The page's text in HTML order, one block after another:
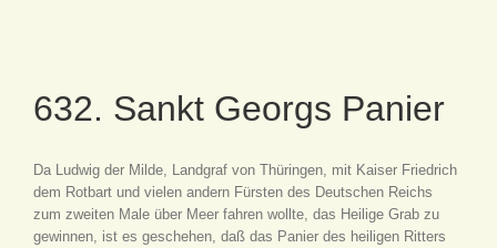
632. Sankt Georgs Panier
Da Ludwig der Milde, Landgraf von Thüringen, mit Kaiser Friedrich
dem Rotbart und vielen andern Fürsten des Deutschen Reichs
zum zweiten Male über Meer fahren wollte, das Heilige Grab zu
gewinnen, ist es geschehen, daß das Panier des heiligen Ritters